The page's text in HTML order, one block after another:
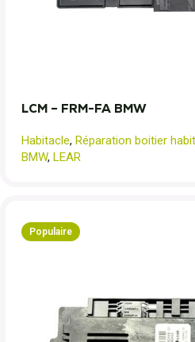
LCM – FRM-FA BMW
Habitacle, Réparation boitier
BMW, LEAR
Populaire